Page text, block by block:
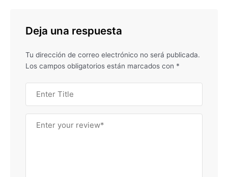
Deja una respuesta
Tu dirección de correo electrónico no será publicada.
Los campos obligatorios están marcados con *